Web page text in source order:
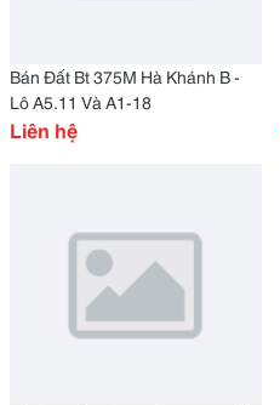
Bán Đất Bt 375M Hà Khánh B -
Lô A5.11 Và A1-18
Liên hệ